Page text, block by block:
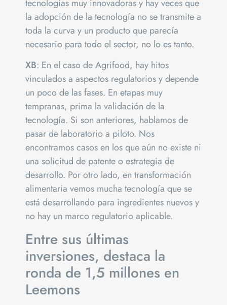
tecnologías muy innovadoras y hay veces que
la adopción de la tecnología no se transmite a
toda la curva y un producto que parecía
necesario para todo el sector, no lo es tanto.
XB: En el caso de Agrifood, hay hitos
vinculados a aspectos regulatorios y depende
un poco de las fases. En etapas muy
tempranas, prima la validación de la
tecnología. Si son anteriores, hablamos de
pasar de laboratorio a piloto. Nos
encontramos casos en los que aún no existe ni
una solicitud de patente o estrategia de
desarrollo. Por otro lado, en transformación
alimentaria vemos mucha tecnología que se
está desarrollando para ingredientes nuevos y
no hay un marco regulatorio aplicable.
Entre sus últimas
inversiones, destaca la
ronda de 1,5 millones en
Leemons